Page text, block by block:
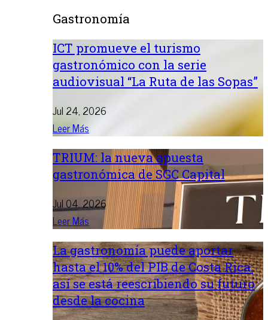
Gastronomía
ICT promueve el turismo
gastronómico con la serie
audiovisual “La Ruta de las Sopas”
Jul 24, 2026
Leer Más
TRIUM: la nueva apuesta
gastronómica de SGC Capital
Jul 04, 2026
Leer Más
La gastronomía puede aportar
hasta el 10% del PIB de Costa Rica:
así se está reescribiendo su futuro
desde la cocina